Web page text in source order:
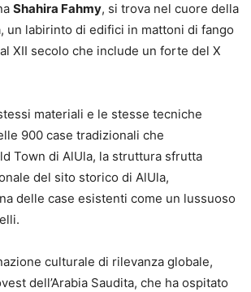
Shahira Fahmy, si trova nel cuore della
un labirinto di edifici in mattoni di fango
XII secolo che include un forte del X
materiali e le stesse tecniche
900 case tradizionali che
Town di AlUla, la struttura sfrutta
del sito storico di AlUla,
delle case esistenti come un lussuoso
culturale di rilevanza globale,
dell’Arabia Saudita, che ha ospitato